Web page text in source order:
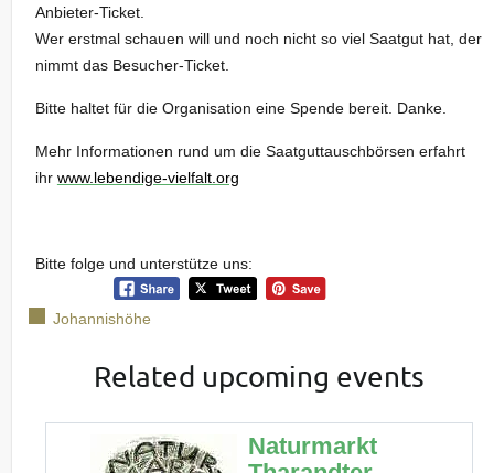
Anbieter-Ticket.
Wer erstmal schauen will und noch nicht so viel Saatgut hat, der
nimmt das Besucher-Ticket.
Bitte haltet für die Organisation eine Spende bereit. Danke.
Mehr Informationen rund um die Saatguttauschbörsen erfahrt
ihr www.lebendige-vielfalt.org
Bitte folge und unterstütze uns:
Johannishöhe
Related upcoming events
Naturmarkt